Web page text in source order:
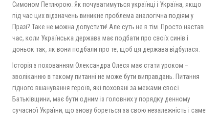
Симоном Петлюрою. Як почуватимуться українці і Україна, якщо
під час цих відзначень виникне проблема аналогічна подіям у
Празі? Таке не можна допустити! Але суть не в тім. Просто настав
час, коли Українська держава має подбати про своїх синів і
доньок так, як вони подбали про те, щоб ця держава відбулася.
Історія з похованням Олександра Олеся має стати уроком –
зволіканню в такому питанні не може бути виправдань. Питання
гідного вшанування героїв, які поховані за межами своєї
Батьківщини, має бути одним із головних у порядку денному
сучасної України, що знову бореться за свою незалежність і саме